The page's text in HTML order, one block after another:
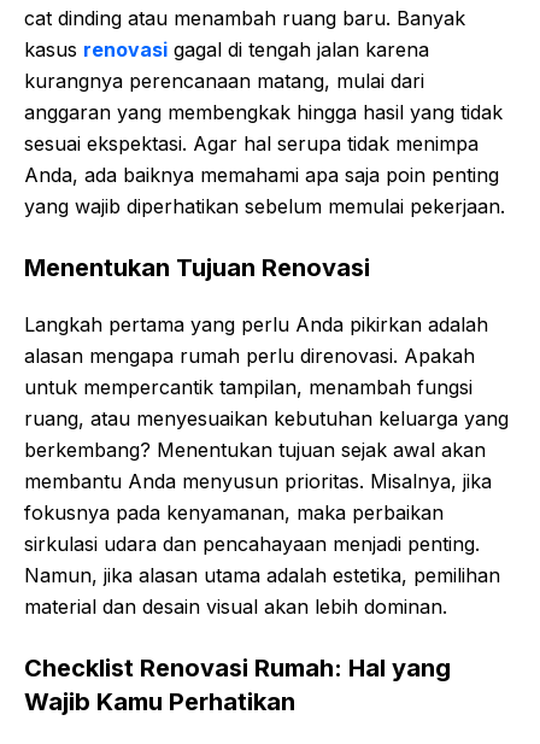
cat dinding atau menambah ruang baru. Banyak
kasus renovasi gagal di tengah jalan karena
kurangnya perencanaan matang, mulai dari
anggaran yang membengkak hingga hasil yang tidak
sesuai ekspektasi. Agar hal serupa tidak menimpa
Anda, ada baiknya memahami apa saja poin penting
yang wajib diperhatikan sebelum memulai pekerjaan.
Menentukan Tujuan Renovasi
Langkah pertama yang perlu Anda pikirkan adalah
alasan mengapa rumah perlu direnovasi. Apakah
untuk mempercantik tampilan, menambah fungsi
ruang, atau menyesuaikan kebutuhan keluarga yang
berkembang? Menentukan tujuan sejak awal akan
membantu Anda menyusun prioritas. Misalnya, jika
fokusnya pada kenyamanan, maka perbaikan
sirkulasi udara dan pencahayaan menjadi penting.
Namun, jika alasan utama adalah estetika, pemilihan
material dan desain visual akan lebih dominan.
Checklist Renovasi Rumah: Hal yang
Wajib Kamu Perhatikan